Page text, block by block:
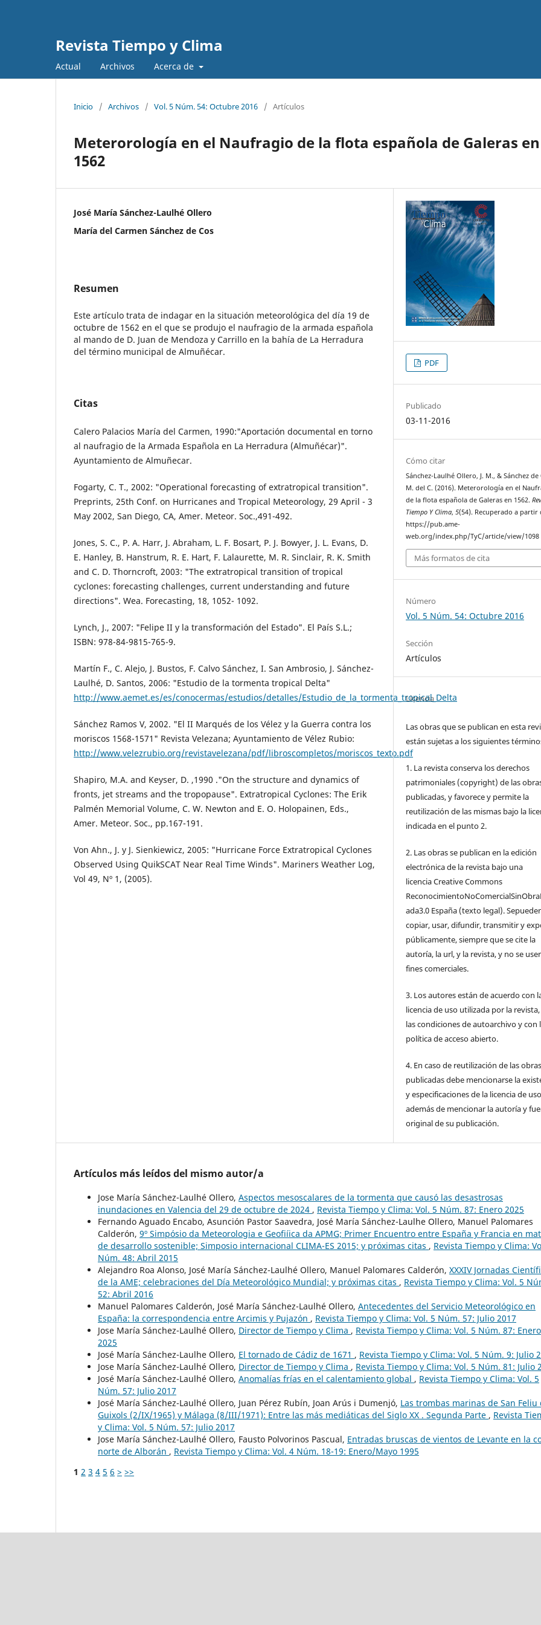
Revista Tiempo y Clima
Actual Archivos Acerca de
Inicio / Archivos / Vol. 5 Núm. 54: Octubre 2016 / Artículos
Meterorología en el Naufragio de la flota española de Galeras en
1562
José María Sánchez-Laulhé Ollero
María del Carmen Sánchez de Cos
Resumen
Este artículo trata de indagar en la situación meteorológica del día 19 de
octubre de 1562 en el que se produjo el naufragio de la armada española
al mando de D. Juan de Mendoza y Carrillo en la bahía de La Herradura
del término municipal de Almuñécar.
Citas
Calero Palacios María del Carmen, 1990:"Aportación documental en torno
al naufragio de la Armada Española en La Herradura (Almuñécar)".
Ayuntamiento de Almuñecar.
Fogarty, C. T., 2002: "Operational forecasting of extratropical transition".
Preprints, 25th Conf. on Hurricanes and Tropical Meteorology, 29 April - 3
May 2002, San Diego, CA, Amer. Meteor. Soc.,491-492.
Jones, S. C., P. A. Harr, J. Abraham, L. F. Bosart, P. J. Bowyer, J. L. Evans, D.
E. Hanley, B. Hanstrum, R. E. Hart, F. Lalaurette, M. R. Sinclair, R. K. Smith
and C. D. Thorncroft, 2003: "The extratropical transition of tropical
cyclones: forecasting challenges, current understanding and future
directions". Wea. Forecasting, 18, 1052- 1092.
Lynch, J., 2007: "Felipe II y la transformación del Estado". El País S.L.;
ISBN: 978-84-9815-765-9.
Martín F., C. Alejo, J. Bustos, F. Calvo Sánchez, I. San Ambrosio, J. Sánchez-
Laulhé, D. Santos, 2006: "Estudio de la tormenta tropical Delta"
http://www.aemet.es/es/conocermas/estudios/detalles/Estudio_de_la_tormenta_tropical_Delta
Sánchez Ramos V, 2002. "El II Marqués de los Vélez y la Guerra contra los
moriscos 1568-1571" Revista Velezana; Ayuntamiento de Vélez Rubio:
http://www.velezrubio.org/revistavelezana/pdf/libroscompletos/moriscos_texto.pdf
Shapiro, M.A. and Keyser, D. ,1990 ."On the structure and dynamics of
fronts, jet streams and the tropopause". Extratropical Cyclones: The Erik
Palmén Memorial Volume, C. W. Newton and E. O. Holopainen, Eds.,
Amer. Meteor. Soc., pp.167-191.
Von Ahn., J. y J. Sienkiewicz, 2005: "Hurricane Force Extratropical Cyclones
Observed Using QuikSCAT Near Real Time Winds". Mariners Weather Log,
Vol 49, Nº 1, (2005).
PDF
Publicado
03-11-2016
Cómo citar
Sánchez-Laulhé Ollero, J. M., & Sánchez de
M. del C. (2016). Meterorología en el
de la flota española de Galeras en 1562.
Tiempo Y Clima,5(54). Recuperado a partir
https://pub.ame-
web.org/index.php/TyC/article/view/1098
Más formatos de cita
Número
Vol. 5 Núm. 54: Octubre 2016
Sección
Artículos
Licencia
Las obras que se publican en esta
están sujetas a los siguientes
1. La revista conserva los derechos
patrimoniales (copyright) de las
publicadas, y favorece y permite la
reutilización de las mismas bajo la
indicada en el punto 2.
2. Las obras se publican en la edición
electrónica de la revista bajo una
licencia Creative Commons
ada3.0 España (texto legal).
copiar, usar, difundir, transmitir y
públicamente, siempre que se cite la
autoría, la url, y la revista, y no se
fines comerciales.
3. Los autores están de acuerdo con
licencia de uso utilizada por la
las condiciones de autoarchivo y con
política de acceso abierto.
4. En caso de reutilización de las obras
publicadas debe mencionarse la
y especificaciones de la licencia de uso
además de mencionar la autoría y
original de su publicación.
Artículos más leídos del mismo autor/a
Jose María Sánchez-Laulhé Ollero, Aspectos mesoscalares de la tormenta que causó las desastrosas
inundaciones en Valencia del 29 de octubre de 2024 , Revista Tiempo y Clima: Vol. 5 Núm. 87: Enero 2025
Fernando Aguado Encabo, Asunción Pastor Saavedra, José María Sánchez-Laulhe Ollero, Manuel Palomares
Calderón, 9º Simpósio da Meteorologia e Geofiíica da APMG; Primer Encuentro entre España y Francia en
de desarrollo sostenible; Simposio internacional CLIMA-ES 2015; y próximas citas , Revista Tiempo y Clima:
Núm. 48: Abril 2015
Alejandro Roa Alonso, José María Sánchez-Laulhé Ollero, Manuel Palomares Calderón, XXXIV Jornadas
de la AME; celebraciones del Día Meteorológico Mundial; y próximas citas , Revista Tiempo y Clima: Vol. 5
52: Abril 2016
Manuel Palomares Calderón, José María Sánchez-Laulhé Ollero, Antecedentes del Servicio Meteorológico en
España: la correspondencia entre Arcimis y Pujazón , Revista Tiempo y Clima: Vol. 5 Núm. 57: Julio 2017
Jose María Sánchez-Laulhé Ollero, Director de Tiempo y Clima , Revista Tiempo y Clima: Vol. 5 Núm. 87: Enero
2025
José María Sánchez-Laulhe Ollero, El tornado de Cádiz de 1671 , Revista Tiempo y Clima: Vol. 5 Núm. 9: Julio
Jose María Sánchez-Laulhé Ollero, Director de Tiempo y Clima , Revista Tiempo y Clima: Vol. 5 Núm. 81: Julio
José María Sánchez-Laulhé Ollero, Anomalías frías en el calentamiento global , Revista Tiempo y Clima: Vol. 5
Núm. 57: Julio 2017
José María Sánchez-Laulhé Ollero, Juan Pérez Rubín, Joan Arús i Dumenjó, Las trombas marinas de San Feliu
Guixols (2/IX/1965) y Málaga (8/III/1971): Entre las más mediáticas del Siglo XX . Segunda Parte , Revista
y Clima: Vol. 5 Núm. 57: Julio 2017
Jose María Sánchez-Laulhé Ollero, Fausto Polvorinos Pascual, Entradas bruscas de vientos de Levante en la
norte de Alborán , Revista Tiempo y Clima: Vol. 4 Núm. 18-19: Enero/Mayo 1995
1 2 3 4 5 6 > >>